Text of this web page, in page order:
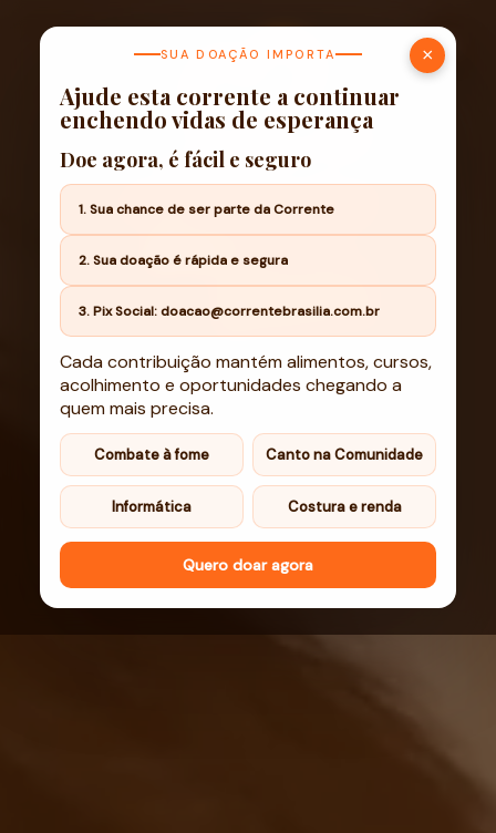
×
SUA DOAÇÃO IMPORTA
Ajude esta corrente a continuar
enchendo vidas de esperança
Doe agora, é fácil e seguro
1. Sua chance de ser parte da Corrente
2. Sua doação é rápida e segura
3. Pix Social: doacao@correntebrasilia.com.br
Cada contribuição mantém alimentos, cursos,
acolhimento e oportunidades chegando a
quem mais precisa.
Combate à fome Canto na Comunidade
Informática Costura e renda
Quero doar agora